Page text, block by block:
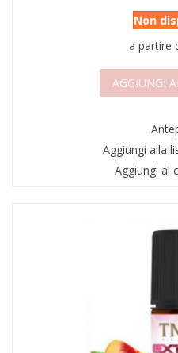
Non
a partire
AGGIUNGI
Aggiungi alla
Aggiungi al